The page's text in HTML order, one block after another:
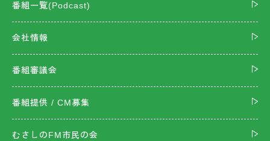
番組一覧(Podcast)
会社情報
番組審議会
番組提供 / CM募集
むさしのFM市民の会